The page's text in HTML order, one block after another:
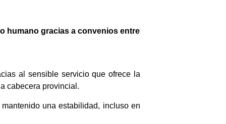
humano gracias a convenios entre
al sensible servicio que ofrece la
cabecera provincial.
una estabilidad, incluso en